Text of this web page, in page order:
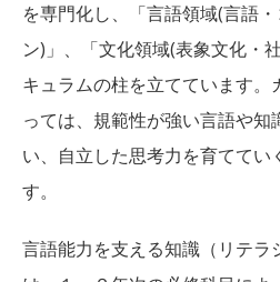
を専門化し、「言語領域(言語
ン)」、「文化領域(表象文化・
キュラムの柱を立てています。
っては、規範性が強い言語や知
い、自立した思考力を育ててい
す。
言語能力を支える知識（リテラ